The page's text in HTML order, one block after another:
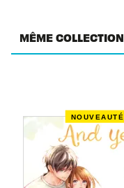
MÊME COLLECTION
NOUVEAUTÉ